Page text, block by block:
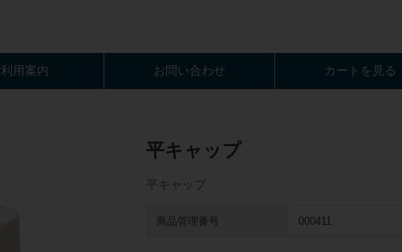
利用案内 お問い合わせ カートを見る
平キャップ
平キャップ
商品管理番号 000411